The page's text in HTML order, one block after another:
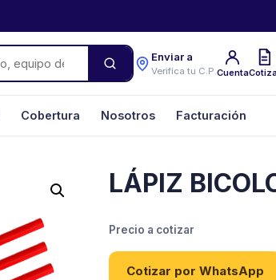
Enviar a
Verifica tu C.P.Cuenta
Cobertura Nosotros Facturación
LÁPIZ
Precio a cotizar
Cotizar por WhatsApp